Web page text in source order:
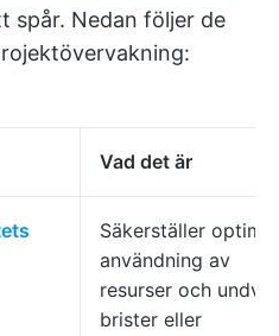
spår. Nedan följer de
Vad det är
Säkerställer optimal
användning av
resurser och
brister eller